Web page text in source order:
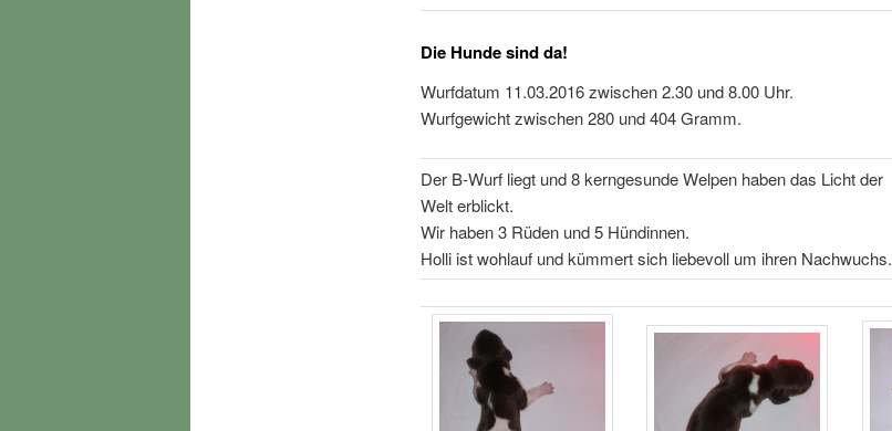
Die Hunde sind da!
Wurfdatum 11.03.2016 zwischen 2.30 und 8.00 Uhr.
Wurfgewicht zwischen 280 und 404 Gramm.
Der B-Wurf liegt und 8 kerngesunde Welpen haben das Licht der
Welt erblickt.
Wir haben 3 Rüden und 5 Hündinnen.
Holli ist wohlauf und kümmert sich liebevoll um ihren Nachwuchs.